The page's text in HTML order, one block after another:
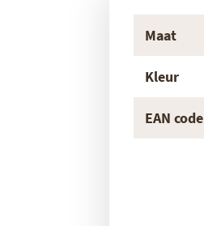
Maat
Kleur
EAN code